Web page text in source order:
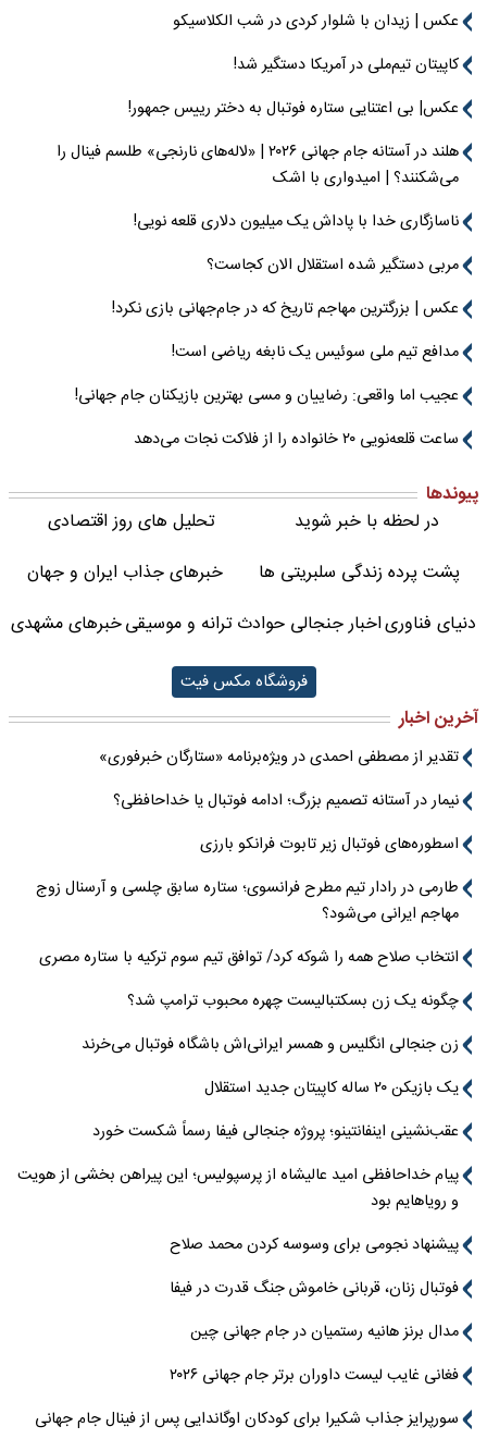
عکس | زیدان با شلوار کردی در شب الکلاسیکو
کاپیتان تیم‌ملی در آمریکا دستگیر شد!
عکس| بی اعتنایی ستاره فوتبال به دختر رییس جمهور!
هلند در آستانه جام جهانی ۲۰۲۶ | «لاله‌های نارنجی» طلسم فینال را
می‌شکنند؟ | امیدواری با اشک
ناسازگاری خدا با پاداش یک میلیون دلاری قلعه نویی!
مربی دستگیر شده استقلال الان کجاست؟
عکس | بزرگترین مهاجم تاریخ که در جام‌جهانی بازی نکرد!
مدافع تیم ملی سوئیس یک نابغه ریاضی است!
عجیب اما واقعی: رضاییان و مسی بهترین بازیکنان جام جهانی!
ساعت قلعه‌نویی ۲۰ خانواده را از فلاکت نجات می‌دهد
پیوندها
در لحظه با خبر شوید
تحلیل های روز اقتصادی
پشت پرده زندگی سلبریتی ها
خبرهای جذاب ایران و جهان
دنیای فناوریاخبار جنجالی حوادثترانه و موسیقیخبرهای مشهدی
فروشگاه مکس فیت
آخرین اخبار
تقدیر از مصطفی احمدی در ویژه‌برنامه «ستارگان خبرفوری»
نیمار در آستانه تصمیم بزرگ؛ ادامه فوتبال یا خداحافظی؟
اسطوره‌های فوتبال زیر تابوت فرانکو بارزی
طارمی در رادار تیم مطرح فرانسوی؛ ستاره سابق چلسی و آرسنال زوج
مهاجم ایرانی می‌شود؟
انتخاب صلاح همه را شوکه کرد/ توافق تیم سوم ترکیه با ستاره مصری
چگونه یک زن بسکتبالیست چهره محبوب ترامپ شد؟
زن جنجالی انگلیس و همسر ایرانی‌اش باشگاه فوتبال می‌خرند
یک بازیکن ۲۰ ساله کاپیتان جدید استقلال
عقب‌نشینی اینفانتینو؛ پروژه جنجالی فیفا رسماً شکست خورد
پیام خداحافظی امید عالیشاه از پرسپولیس؛ این پیراهن بخشی از هویت
و رویاهایم بود
پیشنهاد نجومی برای وسوسه کردن محمد صلاح
فوتبال زنان، قربانی خاموش جنگ قدرت در فیفا
مدال برنز هانیه رستمیان در جام جهانی چین
فغانی غایب لیست داوران برتر جام جهانی ۲۰۲۶
سورپرایز جذاب شکیرا برای کودکان اوگاندایی پس از فینال جام جهانی